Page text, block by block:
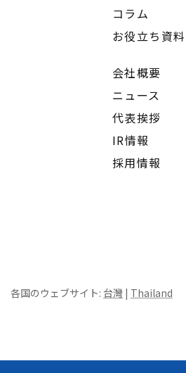
コラム
お役立ち資料
会社概要
ニュース
代表挨拶
IR情報
採用情報
各国のウェブサイト: 台灣 | Thailand